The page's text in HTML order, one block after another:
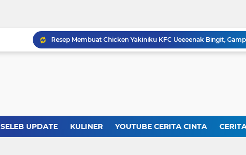
Resep Gulai Kikil Nikmat DIsegala Suasana
Resep Bolu Gulung Roll Cake Ekonomis 8 Bahan Dasar
SELEB UPDATE KULINER YOUTUBE CERITA CINTA